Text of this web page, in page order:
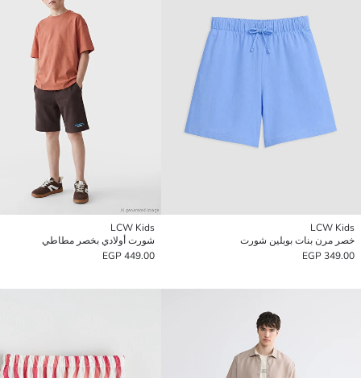
LCW Kids
خصر مرن بنات بوبلين شورت
349.00 EGP
LCW Kids
شورت أولادي بخصر مطاطي
449.00 EGP